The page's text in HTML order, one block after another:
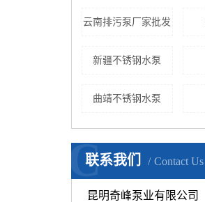
云南排污泵厂家批发
新疆不锈钢水泵
曲靖不锈钢水泵
联系我们 Contact Us
C
昆明奇峰泵业有限公司